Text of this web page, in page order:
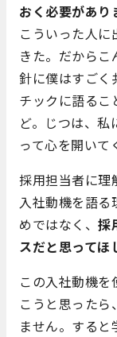
おく必要があり
こういった人
きた。だからこ
針に僕はすごく
チックに語るこ
ど。じつは、
って心を開いて
採用担当者に理
入社動機を語る
めではなく、 採
スだと思ってほ
この入社動機
こうと思った
ません。する